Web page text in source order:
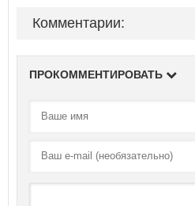
Комментарии:
ПРОКОММЕНТИРОВАТЬ